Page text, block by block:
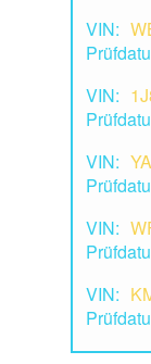
VIN:
VIN:
VIN:
VIN:
VIN: